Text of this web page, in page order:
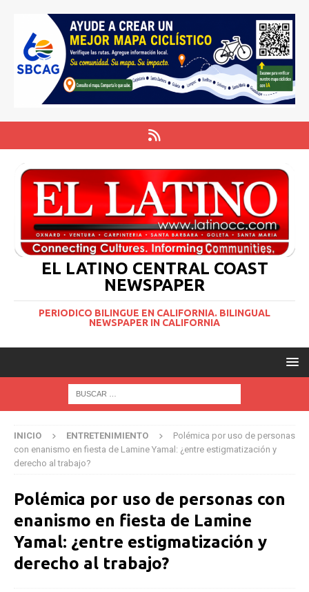
EL LATINO CENTRAL COAST
NEWSPAPER
PERIODICO BILINGUE EN CALIFORNIA. BILINGUAL
NEWSPAPER IN CALIFORNIA
INICIO ENTRETENIMIENTO
Polémica por uso de personas
con enanismo en fiesta de Lamine Yamal: ¿entre estigmatización y
derecho al trabajo?
Polémica por uso de personas con
enanismo en fiesta de Lamine
Yamal: ¿entre estigmatización y
derecho al trabajo?